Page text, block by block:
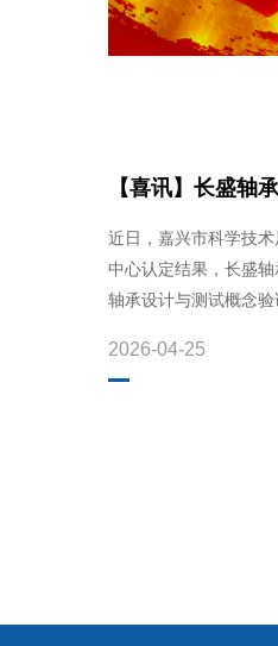
【喜讯】长盛轴
近日，嘉兴市科学技
中心认定结果，长盛
轴承设计与测试概念验
2026-04-25